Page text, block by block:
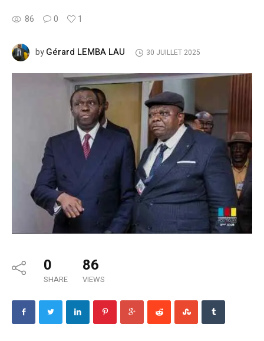
86 0 1
byGérard LEMBA LAU 30 JUILLET 2025
0
SHARE
86
VIEWS